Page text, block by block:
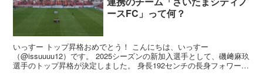
ースFC」って何？
いっすー トップ昇格おめでとう！ こんにちは、いっすー
（@issuuuu12）です。 2025シーズンの新加入選手として、磯﨑麻玖
選手のトップ昇格が決定しました。 身長192センチの長身フォワー